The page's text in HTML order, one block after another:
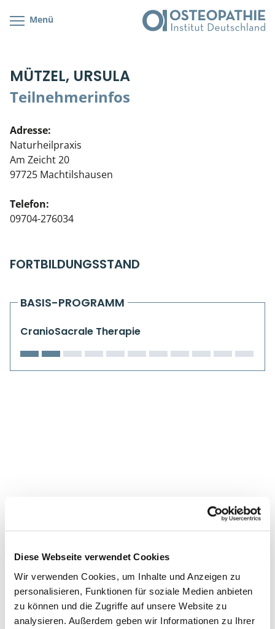
Diese Webseite verwendet Cookies
Wir verwenden Cookies, um Inhalte und Anzeigen zu
personalisieren, Funktionen für soziale Medien anbieten
zu können und die Zugriffe auf unsere Website zu
analysieren. Außerdem geben wir Informationen zu Ihrer
Menü
MÜTZEL, URSULA
Teilnehmerinfos
Adresse:
Naturheilpraxis
Am Zeicht 20
97725 Machtilshausen
Telefon:
09704-276034
FORTBILDUNGSSTAND
BASIS-PROGRAMM
CranioSacrale Therapie
Cranial/Neurale Osteopathie
Parietale Osteopathie
Viszerale Osteopathie
Klinische & Praktische Kurse
Live Online-Kurse
Kursorte mit Kursangeboten
Bonus-Programm
Veranstaltungsticket DB
Wissenswertes
Teilnehmerliste
Stellenbörse
Soziales Engagement